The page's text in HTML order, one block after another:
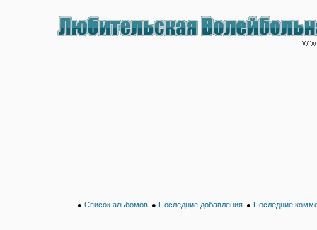
● Список альбомов ● Последние добавления ● Последние